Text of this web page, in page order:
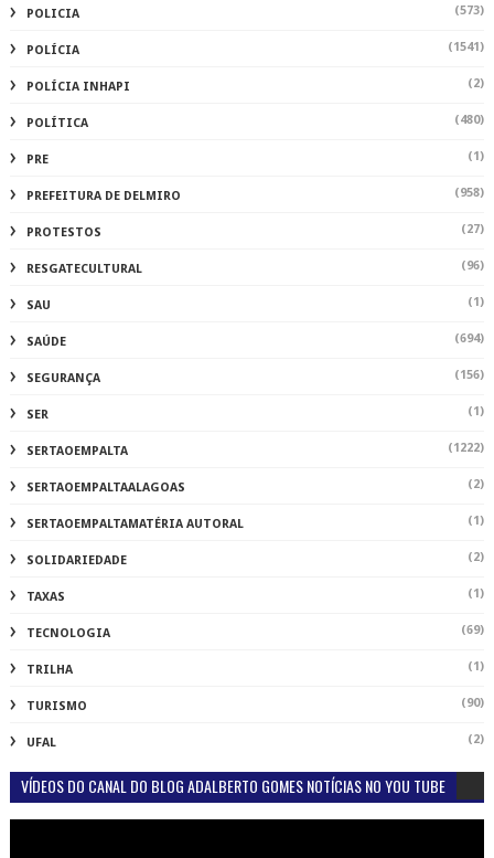
POLICIA (573)
POLÍCIA (1541)
POLÍCIA INHAPI (2)
POLÍTICA (480)
PRE (1)
PREFEITURA DE DELMIRO (958)
PROTESTOS (27)
RESGATECULTURAL (96)
SAU (1)
SAÚDE (694)
SEGURANÇA (156)
SER (1)
SERTAOEMPALTA (1222)
SERTAOEMPALTAALAGOAS (2)
SERTAOEMPALTAMATÉRIA AUTORAL (1)
SOLIDARIEDADE (2)
TAXAS (1)
TECNOLOGIA (69)
TRILHA (1)
TURISMO (90)
UFAL (2)
VÍDEOS DO CANAL DO BLOG ADALBERTO GOMES NOTÍCIAS NO YOU TUBE